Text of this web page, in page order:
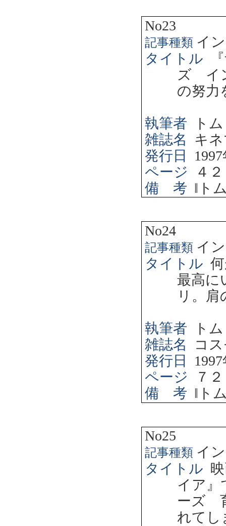
No23
記事種類 イ
タイトル
ズ イ
の努力
執筆者
ト
雑誌名
キ
発行日
1997
ページ
４
備 考 ‖ ト
No24
記事種類 イ
タイトル
最高に
リ。
執筆者
ト
雑誌名
コ
発行日
1997
ページ
７
備 考 ‖ ト
No25
記事種類 イ
タイトル
イア』
ーズ
れてし